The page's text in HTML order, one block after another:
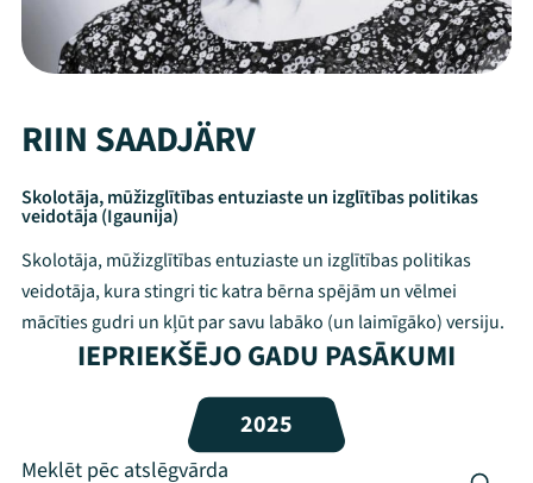
Mana programma
Festivāls
RIIN SAADJÄRV
Skolotāja, mūžizglītības entuziaste un izglītības politikas
veidotāja (Igaunija)
Skolotāja, mūžizglītības entuziaste un izglītības politikas
veidotāja, kura stingri tic katra bērna spējām un vēlmei
mācīties gudri un kļūt par savu labāko (un laimīgāko) versiju.
IEPRIEKŠĒJO GADU PASĀKUMI
2025